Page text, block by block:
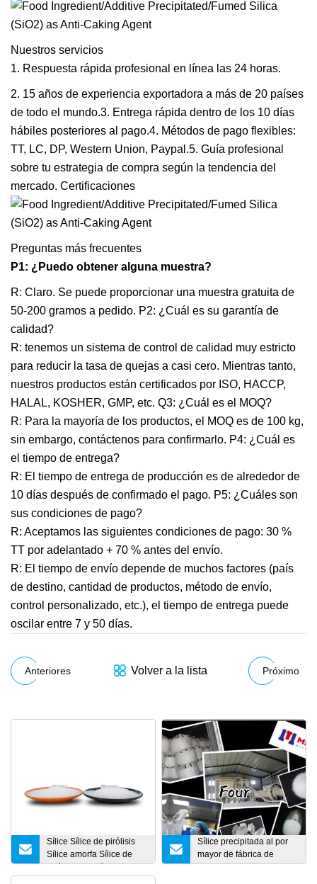
Nuestros servicios
1. Respuesta rápida profesional en línea las 24 horas.
2. 15 años de experiencia exportadora a más de 20 países
de todo el mundo.3. Entrega rápida dentro de los 10 días
hábiles posteriores al pago.4. Métodos de pago flexibles:
TT, LC, DP, Western Union, Paypal.5. Guía profesional
sobre tu estrategia de compra según la tendencia del
mercado. Certificaciones
Preguntas más frecuentes
P1: ¿Puedo obtener alguna muestra?
R: Claro. Se puede proporcionar una muestra gratuita de
50-200 gramos a pedido. P2: ¿Cuál es su garantía de
calidad?
R: tenemos un sistema de control de calidad muy estricto
para reducir la tasa de quejas a casi cero. Mientras tanto,
nuestros productos están certificados por ISO, HACCP,
HALAL, KOSHER, GMP, etc. Q3: ¿Cuál es el MOQ?
R: Para la mayoría de los productos, el MOQ es de 100 kg,
sin embargo, contáctenos para confirmarlo. P4: ¿Cuál es
el tiempo de entrega?
R: El tiempo de entrega de producción es de alrededor de
10 días después de confirmado el pago. P5: ¿Cuáles son
sus condiciones de pago?
R: Aceptamos las siguientes condiciones de pago: 30 %
TT por adelantado + 70 % antes del envío.
R: El tiempo de envío depende de muchos factores (país
de destino, cantidad de productos, método de envío,
control personalizado, etc.), el tiempo de entrega puede
oscilar entre 7 y 50 días.
Anteriores Volver a la lista Próximo
Sílice Sílice de pirólisis
Sílice amorfa Sílice de
pirólisis hidrofílica Sio2
Sílice precipitada al por
mayor de fábrica de
China para la industria de